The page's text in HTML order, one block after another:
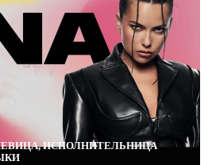
ДЖАХИД АФРАИЛ ОГЛЫ ГУСЕЙНЛИ ИЗВЕСТНЫЙ КАК JONY — РОССИЙСКИЙ ПЕВЕЦ И АВТОР ПЕСЕН
ИСПОЛНИТЕЛЬНИЦА